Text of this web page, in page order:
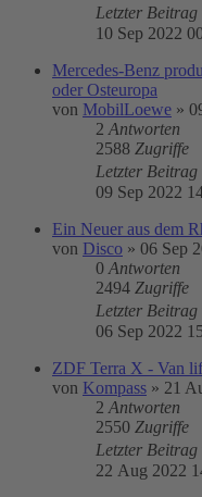
Letzter Beitrag
10 Sep 2022
Mercedes-Benz
oder Osteuropa
von MobilLoewe »
2 Antworten
2588 Zugriffe
Letzter Beitrag
09 Sep 2022
Ein Neuer aus dem
von Disco » 06 Sep
0 Antworten
2494 Zugriffe
Letzter Beitrag
06 Sep 2022
ZDF Terra X - Van
von Kompass » 21
2 Antworten
2550 Zugriffe
Letzter Beitrag
22 Aug 2022